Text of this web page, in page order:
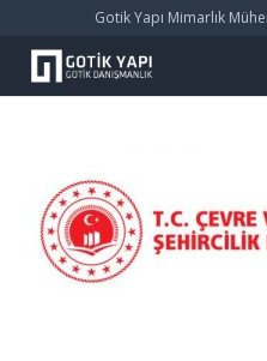
Gotik Yapı Mimarlık